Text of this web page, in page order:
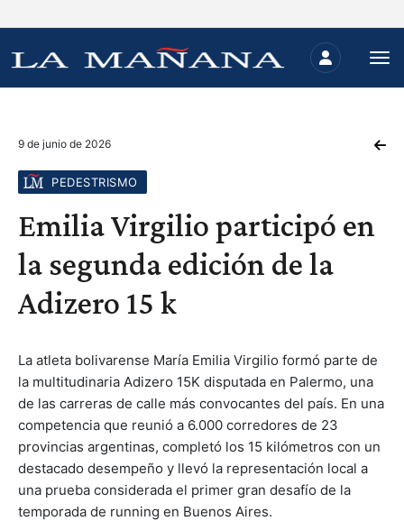
9 de junio de 2026
PEDESTRISMO
Emilia Virgilio participó en
la segunda edición de la
Adizero 15 k
La atleta bolivarense María Emilia Virgilio formó parte de
la multitudinaria Adizero 15K disputada en Palermo, una
de las carreras de calle más convocantes del país. En una
competencia que reunió a 6.000 corredores de 23
provincias argentinas, completó los 15 kilómetros con un
destacado desempeño y llevó la representación local a
una prueba considerada el primer gran desafío de la
temporada de running en Buenos Aires.